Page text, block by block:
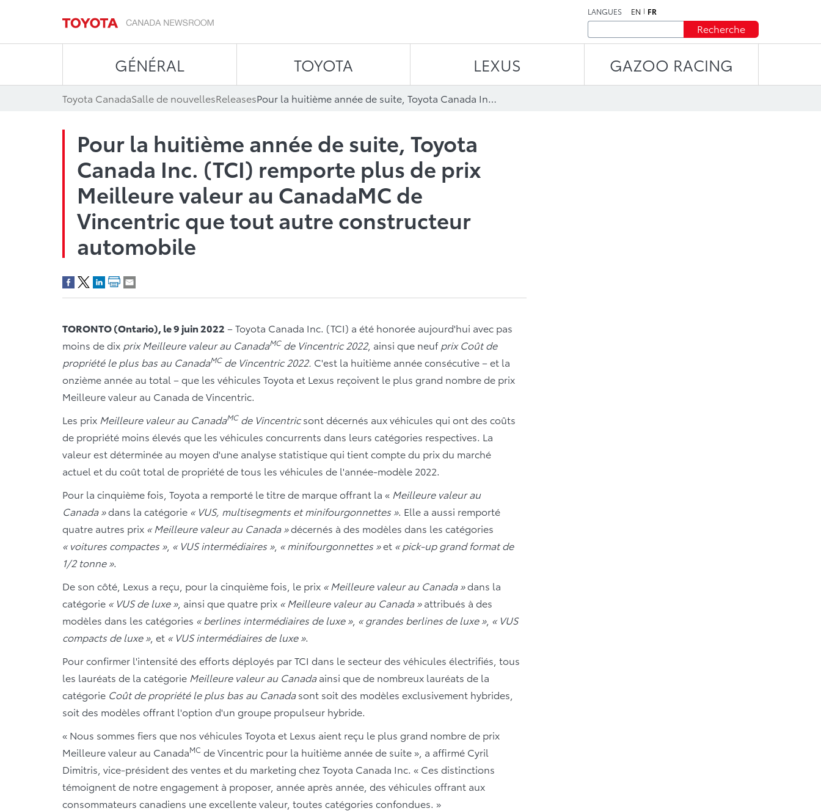
LANGUES EN FR
Recherche
GÉNÉRAL TOYOTA LEXUS GAZOO RACING
Toyota CanadaSalle de nouvellesReleases Pour la huitième année de suite, Toyota Canada Inc. (TCI) remporte plus de prix Meilleure valeur au CanadaMC de Vincentric que tout autre constructeur automobile
Pour la huitième année de suite, Toyota
Canada Inc. (TCI) remporte plus de prix
Meilleure valeur au CanadaMC de
Vincentric que tout autre constructeur
automobile
TORONTO (Ontario), le 9 juin 2022 – Toyota Canada Inc. (TCI) a été honorée aujourd'hui avec pas
moins de dix prix Meilleure valeur au CanadaMCde Vincentric 2022, ainsi que neufprix Coût de
propriété le plus bas au CanadaMCde Vincentric 2022. C'est la huitième année consécutive – et la
onzième année au total – que les véhicules Toyota et Lexus reçoivent le plus grand nombre de prix
Meilleure valeur au Canada de Vincentric.
Les prix Meilleure valeur au CanadaMCde Vincentricsont décernés aux véhicules qui ont des coûts
de propriété moins élevés que les véhicules concurrents dans leurs catégories respectives. La
valeur est déterminée au moyen d'une analyse statistique qui tient compte du prix du marché
actuel et du coût total de propriété de tous les véhicules de l'année-modèle 2022.
Pour la cinquième fois, Toyota a remporté le titre de marque offrant la « Meilleure valeur au
Canada »dans la catégorie « VUS, multisegments et minifourgonnettes ». Elle a aussi remporté
quatre autres prix « Meilleure valeur au Canada »décernés à des modèles dans les catégories
« voitures compactes », « VUS intermédiaires », « minifourgonnettes »et « pick-up grand format de
1/2 tonne ».
De son côté, Lexus a reçu, pour la cinquième fois, le prix « Meilleure valeur au Canada »dans la
catégorie « VUS de luxe », ainsi que quatre prix « Meilleure valeur au Canada »attribués à des
modèles dans les catégories « berlines intermédiaires de luxe », « grandes berlines de luxe », « VUS
compacts de luxe », et « VUS intermédiaires de luxe ».
Pour confirmer l'intensité des efforts déployés par TCI dans le secteur des véhicules électrifiés, tous
les lauréats de la catégorie Meilleure valeur au Canadaainsi que de nombreux lauréats de la
catégorie Coût de propriété le plus bas au Canadasont soit des modèles exclusivement hybrides,
soit des modèles offrant l'option d'un groupe propulseur hybride.
« Nous sommes fiers que nos véhicules Toyota et Lexus aient reçu le plus grand nombre de prix
Meilleure valeur au CanadaMC de Vincentric pour la huitième année de suite », a affirmé Cyril
Dimitris, vice-président des ventes et du marketing chez Toyota Canada Inc. « Ces distinctions
témoignent de notre engagement à proposer, année après année, des véhicules offrant aux
consommateurs canadiens une excellente valeur, toutes catégories confondues. »